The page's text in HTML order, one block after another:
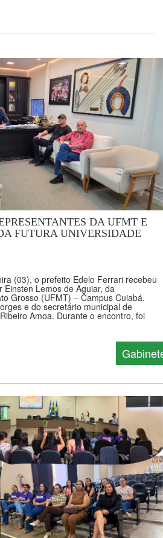
DA UFMT E
FUTURA UNIVERSIDADE
(03), o prefeito Edelo Ferrari recebeu
Lemos de Aguiar, da
Grosso (UFMT) – Campus Cuiabá,
e do secretário municipal de
Amoa. Durante o encontro, foi